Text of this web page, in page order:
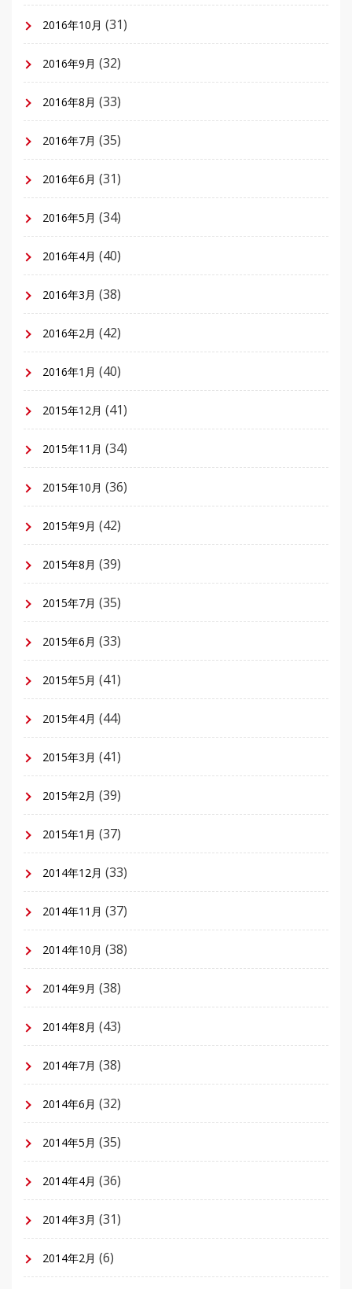
2016年10月 (31)
2016年9月 (32)
2016年8月 (33)
2016年7月 (35)
2016年6月 (31)
2016年5月 (34)
2016年4月 (40)
2016年3月 (38)
2016年2月 (42)
2016年1月 (40)
2015年12月 (41)
2015年11月 (34)
2015年10月 (36)
2015年9月 (42)
2015年8月 (39)
2015年7月 (35)
2015年6月 (33)
2015年5月 (41)
2015年4月 (44)
2015年3月 (41)
2015年2月 (39)
2015年1月 (37)
2014年12月 (33)
2014年11月 (37)
2014年10月 (38)
2014年9月 (38)
2014年8月 (43)
2014年7月 (38)
2014年6月 (32)
2014年5月 (35)
2014年4月 (36)
2014年3月 (31)
2014年2月 (6)